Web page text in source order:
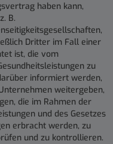
haben kann,
B.
Dritter im Fall einer
ist, die vom
zu
informiert werden,
weitergeben,
die im Rahmen der
und des Gesetzes
erbracht werden, zu
und zu kontrollieren.